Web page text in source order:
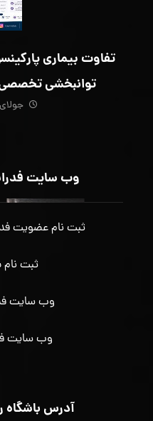
توانبخشی
جولای ۲۴, ۲۰۲۶
وب سایت
ثبت نام عضویت
ثبت
وب سایت
وب سایت
آدرس باشگاه